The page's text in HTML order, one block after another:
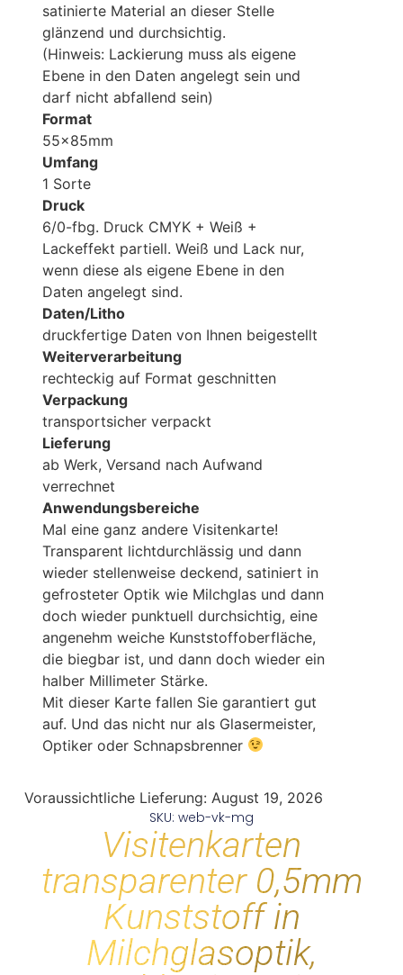
satinierte Material an dieser Stelle
glänzend und durchsichtig.
(Hinweis: Lackierung muss als eigene
Ebene in den Daten angelegt sein und
darf nicht abfallend sein)
Format
55x85mm
Umfang
1 Sorte
Druck
6/0-fbg. Druck CMYK + Weiß +
Lackeffekt partiell. Weiß und Lack nur,
wenn diese als eigene Ebene in den
Daten angelegt sind.
Daten/Litho
druckfertige Daten von Ihnen beigestellt
Weiterverarbeitung
rechteckig auf Format geschnitten
Verpackung
transportsicher verpackt
Lieferung
ab Werk, Versand nach Aufwand
verrechnet
Anwendungsbereiche
Mal eine ganz andere Visitenkarte!
Transparent lichtdurchlässig und dann
wieder stellenweise deckend, satiniert in
gefrosteter Optik wie Milchglas und dann
doch wieder punktuell durchsichtig, eine
angenehm weiche Kunststoffoberfläche,
die biegbar ist, und dann doch wieder ein
halber Millimeter Stärke.
Mit dieser Karte fallen Sie garantiert gut
auf. Und das nicht nur als Glasermeister,
Optiker oder Schnapsbrenner
Voraussichtliche Lieferung: August 19, 2026
SKU: web-vk-mg
Visitenkarten
transparenter 0,5mm
Kunststoff in
Milchglasoptik,